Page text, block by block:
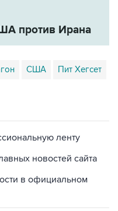
против Ирана
США Пит Хегсет
ленту
новостей сайта
в официальном